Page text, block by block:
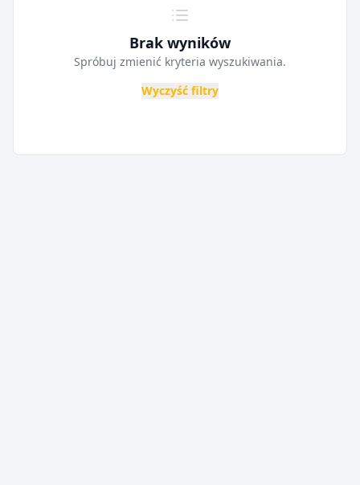
Brak wyników
Spróbuj zmienić kryteria wyszukiwania.
Wyczyść filtry